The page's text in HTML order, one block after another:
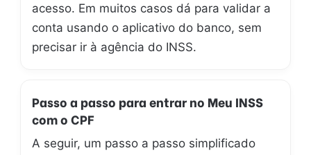
acesso. Em muitos casos dá para validar a
conta usando o aplicativo do banco, sem
precisar ir à agência do INSS.
Passo a passo para entrar no Meu INSS
com o CPF
A seguir, um passo a passo simplificado